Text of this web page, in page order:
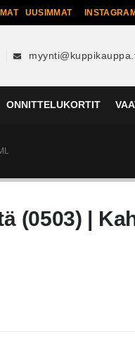
UUSIMMAT
ONNITTELUKORTIT
(0503) |